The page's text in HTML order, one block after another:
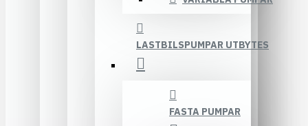
LASTBILSPUMPAR UTBYTES
FASTA PUMPAR